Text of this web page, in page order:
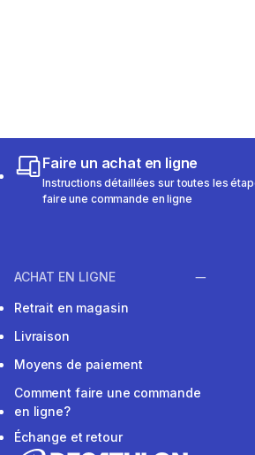
Faire un achat en ligne
Instructions détaillées sur toutes les
faire une commande en ligne
ACHAT EN LIGNE
Retrait en magasin
Livraison
Moyens de paiement
Comment faire une commande
en ligne?
Échange et retour